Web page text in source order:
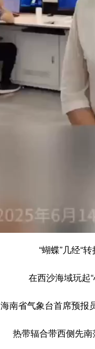
“蝴蝶”几经“转
在西沙海域玩起
海南省气象台首席预报
热带辐合带西侧先